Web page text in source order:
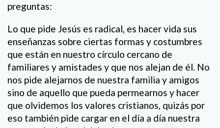
preguntas:
Lo que pide Jesús es radical, es hacer vida sus
enseñanzas sobre ciertas formas y costumbres
que están en nuestro círculo cercano de
familiares y amistades y que nos alejan de él. No
nos pide alejarnos de nuestra familia y amigos
sino de aquello que pueda permearnos y hacer
que olvidemos los valores cristianos, quizás por
eso también pide cargar en el día a día nuestra